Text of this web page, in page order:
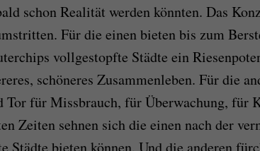
schon Realität werden könnten. Das
Für die einen bieten bis zum
vollgestopfte Städte ein
schöneres Zusammenleben. Für die
Tor für Missbrauch, für Überwachung, für
Zeiten sehnen sich die einen nach der